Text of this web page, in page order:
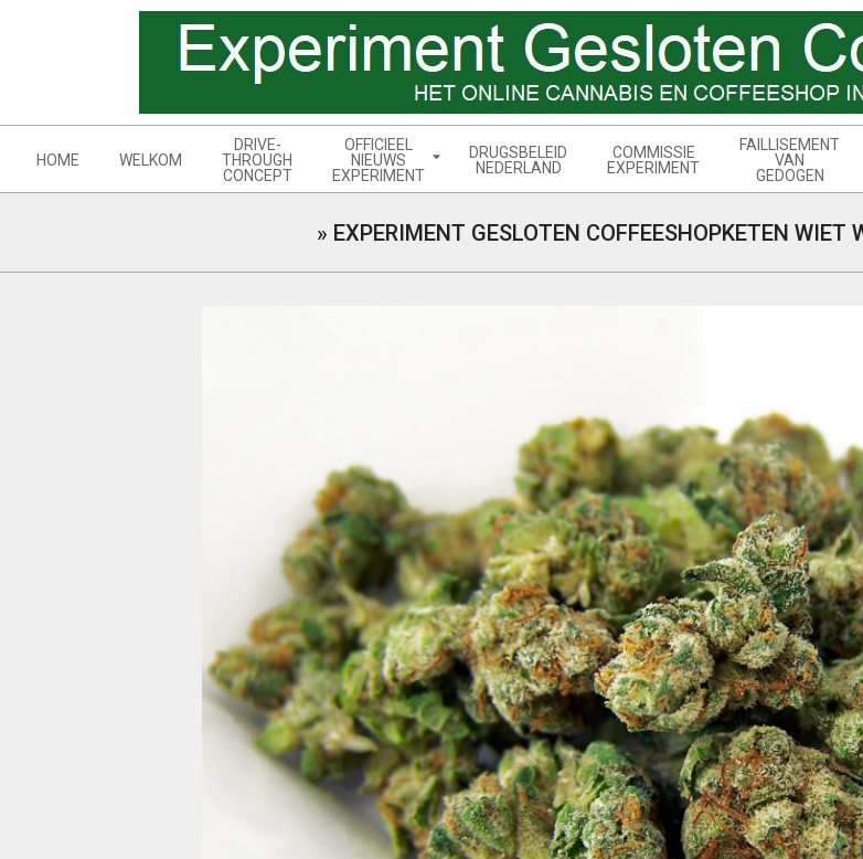
Menu
HOME WELKOM
DRIVE-
THROUGH
CONCEPT
OFFICIEEL
NIEUWS
EXPERIMENT
DRUGSBELEID
NEDERLAND
COMMISSIE
EXPERIMENT
FAILLISEMENT
VAN
GEDOGEN
» EXPERIMENT GESLOTEN COFFEESHOPKETEN WIET